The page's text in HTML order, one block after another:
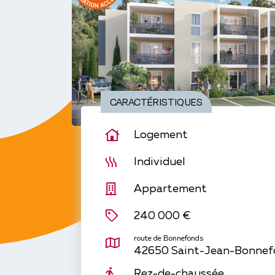
CARACTÉRISTIQUES
Logement
Individuel
Appartement
240 000 €
route de Bonnefonds
42650 Saint-Jean-